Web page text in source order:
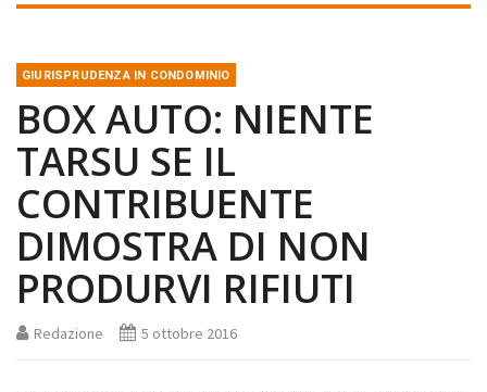
GIURISPRUDENZA IN CONDOMINIO
BOX AUTO: NIENTE
TARSU SE IL
CONTRIBUENTE
DIMOSTRA DI NON
PRODURVI RIFIUTI
Redazione 5 ottobre 2016